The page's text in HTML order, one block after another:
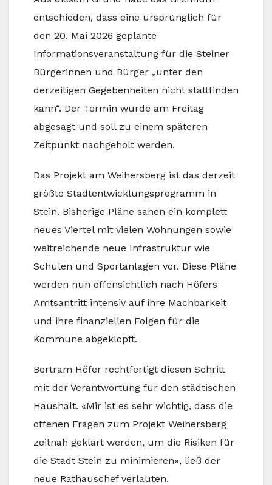
entschieden, dass eine ursprünglich für
den 20. Mai 2026 geplante
Informationsveranstaltung für die Steiner
Bürgerinnen und Bürger „unter den
derzeitigen Gegebenheiten nicht stattfinden
kann“. Der Termin wurde am Freitag
abgesagt und soll zu einem späteren
Zeitpunkt nachgeholt werden.
Das Projekt am Weihersberg ist das derzeit
größte Stadtentwicklungsprogramm in
Stein. Bisherige Pläne sahen ein komplett
neues Viertel mit vielen Wohnungen sowie
weitreichende neue Infrastruktur wie
Schulen und Sportanlagen vor. Diese Pläne
werden nun offensichtlich nach Höfers
Amtsantritt intensiv auf ihre Machbarkeit
und ihre finanziellen Folgen für die
Kommune abgeklopft.
Bertram Höfer rechtfertigt diesen Schritt
mit der Verantwortung für den städtischen
Haushalt. «Mir ist es sehr wichtig, dass die
offenen Fragen zum Projekt Weihersberg
zeitnah geklärt werden, um die Risiken für
die Stadt Stein zu minimieren», ließ der
neue Rathauschef verlauten.